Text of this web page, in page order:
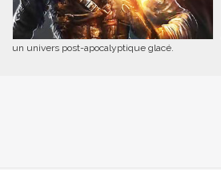
un univers post-apocalyptique glacé.